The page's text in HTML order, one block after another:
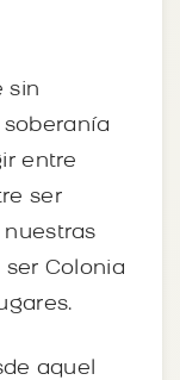
sin
entre
ser
nuestras
Colonia
aquel